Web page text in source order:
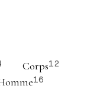
Corps12
16